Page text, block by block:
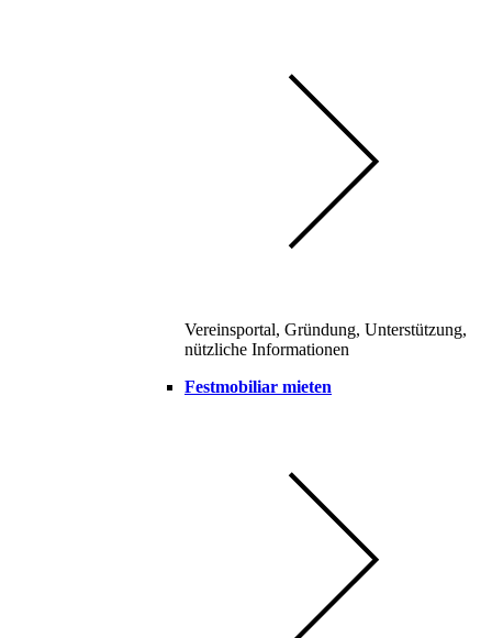
Vereinsportal, Gründung, Unterstützung,
nützliche Informationen
Festmobiliar mieten